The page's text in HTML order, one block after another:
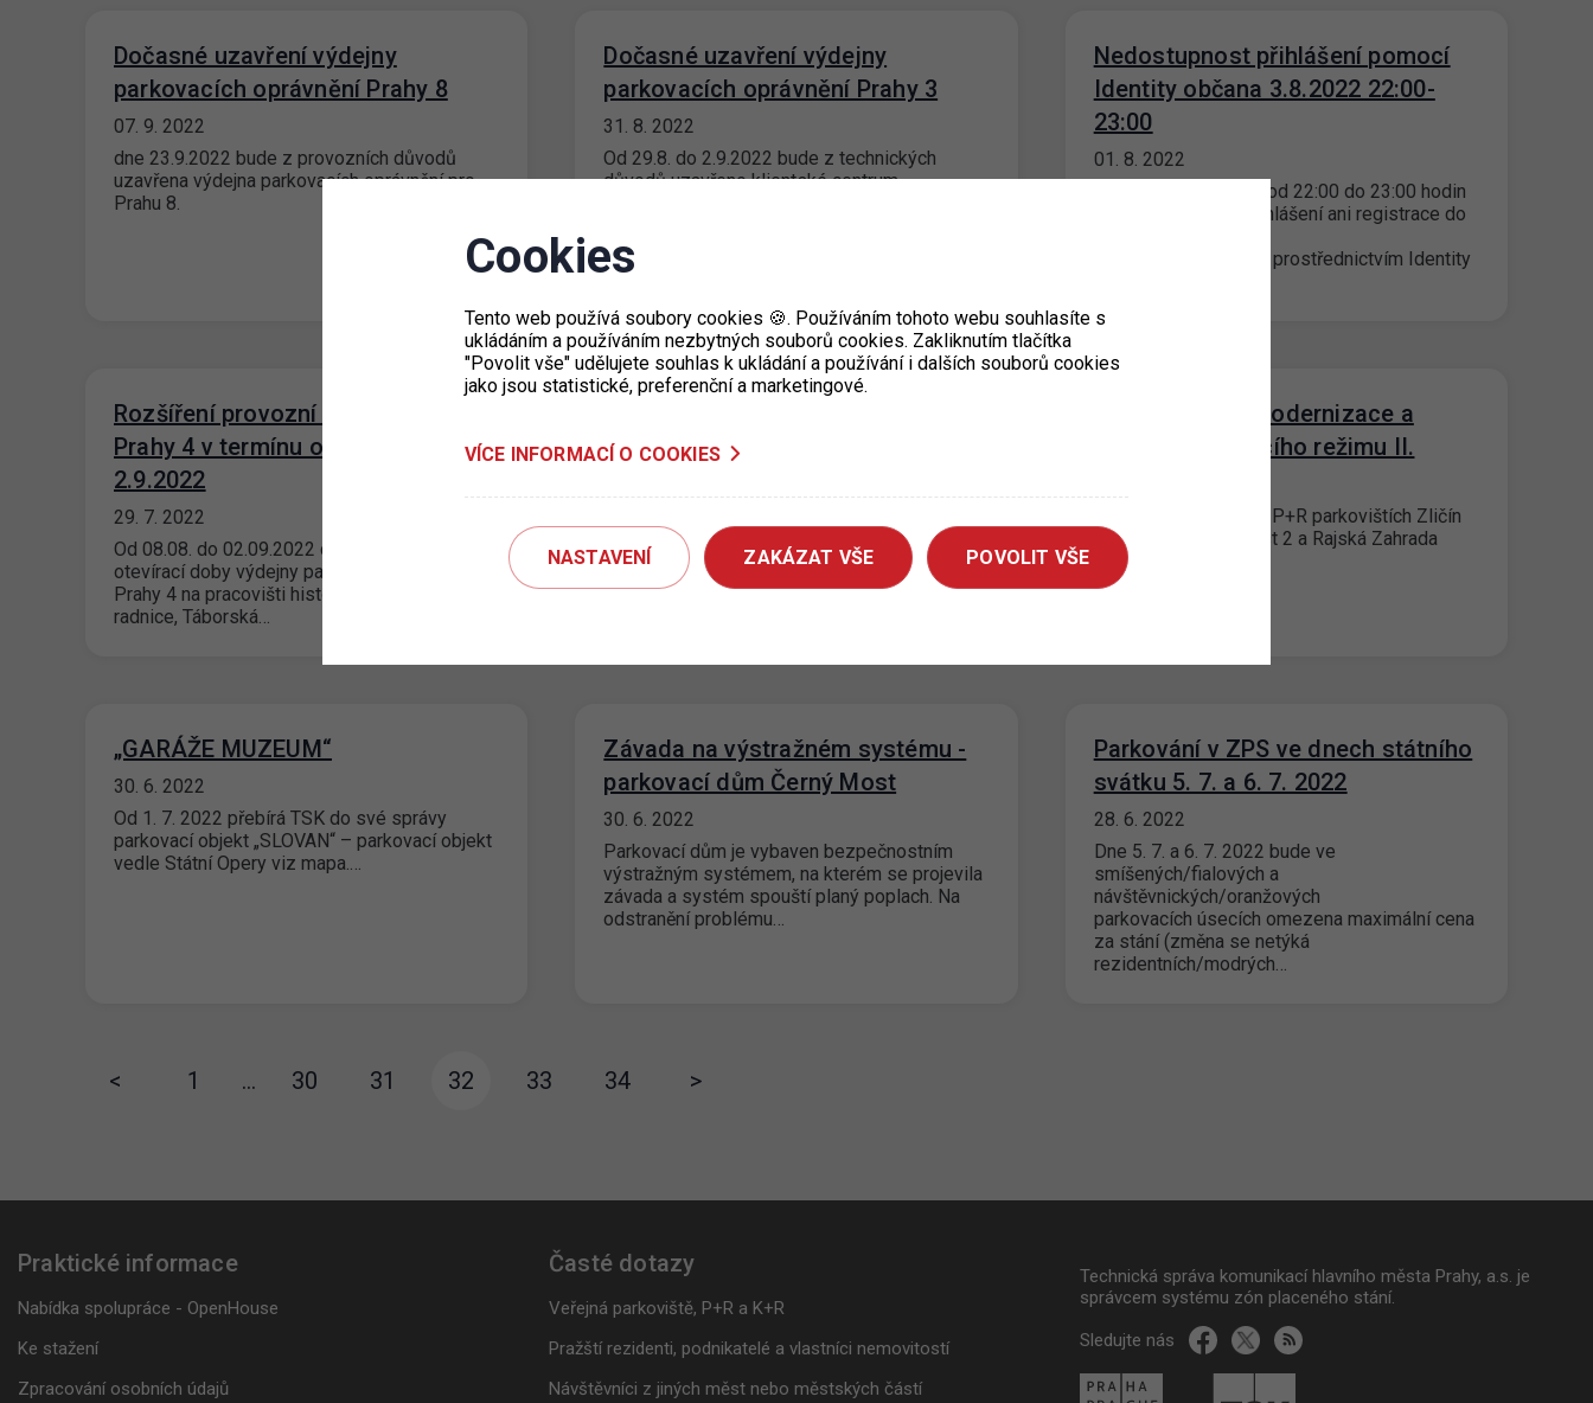
Dočasné uzavření výdejny
parkovacích oprávnění Prahy 8
07. 9. 2022
dne 23.9.2022 bude z provozních důvodů
uzavřena výdejna parkovacích oprávnění pro
Prahu 8.
Dočasné uzavření výdejny
parkovacích oprávnění Prahy 3
31. 8. 2022
Od 29.8. do 2.9.2022 bude z technických
důvodů uzavřeno klientské centrum
Nedostupnost přihlášení pomocí
Identity občana 3.8.2022 22:00-
23:00
01. 8. 2022
Dne 3.8.2022 v čase od 22:00 do 23:00 hodin
nebude dostupné přihlášení ani registrace do
účtu osu.zpspraha.cz prostřednictvím Identity
Rozšíření provozní doby výdejny
Prahy 4 v termínu od 8.8. do
2.9.2022
29. 7. 2022
Od 08.08. do 02.09.2022 dojde k rozšíření
otevírací doby výdejny parkovacích oprávnění
Prahy 4 na pracovišti historické Nuselské
radnice, Táborská…
Vozovna pro Prahu 3
vozovnou 2687/18 je pro žadatele o parkovací
oprávnění v termínu od 18.7. do
5.8.2022 dočasně uzavřeno. Pro…
P+R postupná modernizace a
úprava parkovacího režimu II.
Od 12. 07. 2022 je na P+R parkovištích Zličín
1; Zličín 2; Černý Most 2 a Rajská Zahrada
zaveden nový…
„GARÁŽE MUZEUM“
30. 6. 2022
Od 1. 7. 2022 přebírá TSK do své správy
parkovací objekt „SLOVAN“ – parkovací objekt
vedle Státní Opery viz mapa.…
Závada na výstražném systému -
parkovací dům Černý Most
30. 6. 2022
Parkovací dům je vybaven bezpečnostním
výstražným systémem, na kterém se projevila
závada a systém spouští planý poplach. Na
odstranění problému…
Parkování v ZPS ve dnech státního
svátku 5. 7. a 6. 7. 2022
28. 6. 2022
Dne 5. 7. a 6. 7. 2022 bude ve
smíšených/fialových a
návštěvnických/oranžových
parkovacích úsecích omezena maximální cena
za stání (změna se netýká
rezidentních/modrých…
< 1 … 30 31 32 33 34 >
Praktické informace
Nabídka spolupráce - OpenHouse
Ke stažení
Zpracování osobních údajů
Časté dotazy
Veřejná parkoviště, P+R a K+R
Pražští rezidenti, podnikatelé a vlastníci nemovitostí
Návštěvníci z jiných měst nebo městských částí
Technická správa komunikací hlavního města Prahy, a.s. je
správcem systému zón placeného stání.
Sledujte nás
Cookies
Tento web používá soubory cookies 🍪. Používáním tohoto webu souhlasíte s
ukládáním a používáním nezbytných souborů cookies. Zakliknutím tlačítka
"Povolit vše" udělujete souhlas k ukládání a používání i dalších souborů cookies
jako jsou statistické, preferenční a marketingové.
VÍCE INFORMACÍ O COOKIES
NASTAVENÍ ZAKÁZAT VŠE POVOLIT VŠE